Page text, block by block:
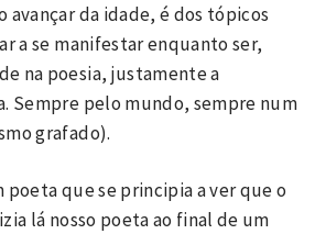
avançar da idade, é dos tópicos
a se manifestar enquanto ser,
na poesia, justamente a
Sempre pelo mundo, sempre num
grafado).
poeta que se principia a ver que o
lá nosso poeta ao final de um